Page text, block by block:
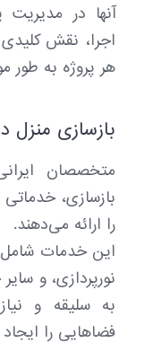
آنها در مدیریت
اجرا، نقش
هر پروژه به طور
بازسازی منزل
متخصصان
بازسازی،
را ارائه می‌دهند.
این خدمات شامل
نورپردازی، و
به سلیقه و
فضاهایی را